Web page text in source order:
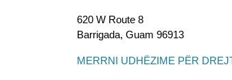
620 W Route 8
Barrigada, Guam 96913
MERRNI UDHËZIME PËR